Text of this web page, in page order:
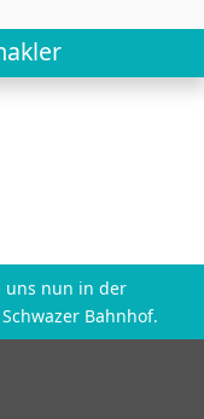
uns nun in der
Bahnhof.